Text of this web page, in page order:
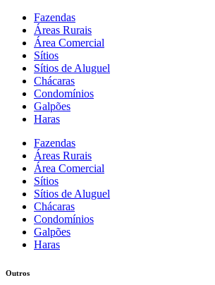
Fazendas
Áreas Rurais
Área Comercial
Sítios
Sítios de Aluguel
Chácaras
Condomínios
Galpões
Haras
Fazendas
Áreas Rurais
Área Comercial
Sítios
Sítios de Aluguel
Chácaras
Condomínios
Galpões
Haras
Outros